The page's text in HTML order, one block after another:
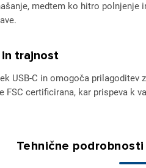
medtem ko hitro polnjenje
trajnost
USB-C in omogoča
FSC certificirana, kar prispeva k
Tehnične